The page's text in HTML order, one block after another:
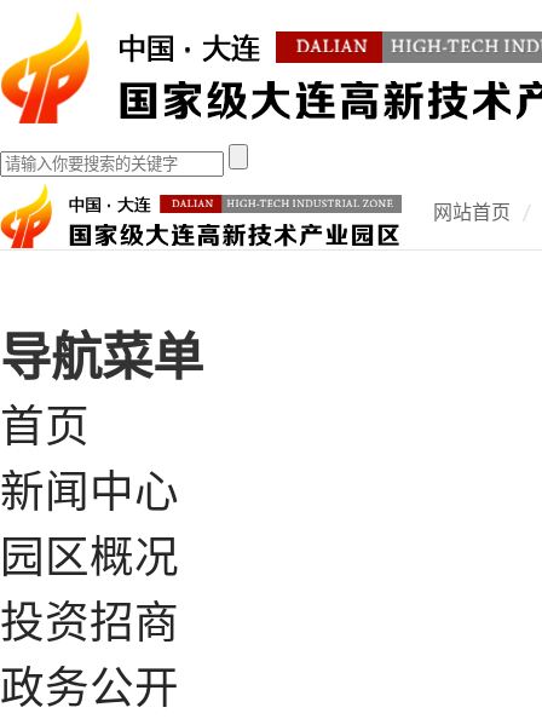
网站首页
导航菜单
首页
新闻中心
园区概况
投资招商
政务公开